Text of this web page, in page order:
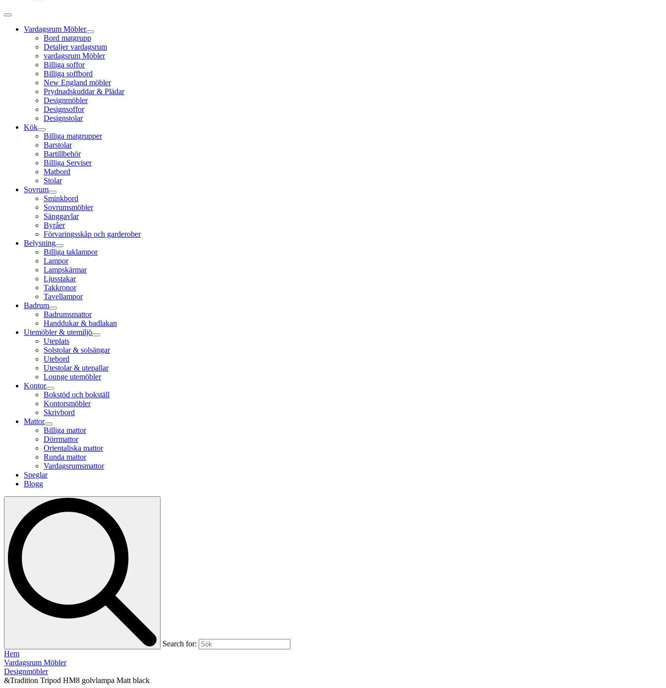
Vardagsrum Möbler
Bord matgrupp
Detaljer vardagsrum
vardagsrum Möbler
Billiga soffor
Billiga soffbord
New England möbler
Prydnadskuddar & Plädar
Designmöbler
Designsoffor
Designstolar
Kök
Billiga matgrupper
Barstolar
Bartillbehör
Billiga Serviser
Matbord
Stolar
Sovrum
Sminkbord
Sovrumsmöbler
Sänggavlar
Byråer
Förvaringsskåp och garderober
Belysning
Billiga taklampor
Lampor
Lampskärmar
Ljusstakar
Takkronor
Tavellampor
Badrum
Badrumsmattor
Handdukar & badlakan
Utemöbler & utemiljö
Uteplats
Solstolar & solsängar
Utebord
Utestolar & utepallar
Lounge utemöbler
Kontor
Bokstöd och bokställ
Kontorsmöbler
Skrivbord
Mattor
Billiga mattor
Dörrmattor
Orientaliska mattor
Runda mattor
Vardagsrumsmattor
Speglar
Blogg
Search for:
Hem
Vardagsrum Möbler
Designmöbler
&Tradition Tripod HM8 golvlampa Matt black